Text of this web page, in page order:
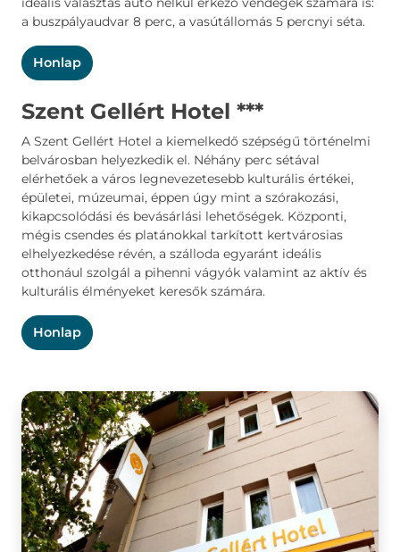
a buszpályaudvar 8 perc, a vasútállomás 5 percnyi séta.
Honlap
Szent Gellért Hotel ***
A Szent Gellért Hotel a kiemelkedő szépségű történelmi
belvárosban helyezkedik el. Néhány perc sétával
elérhetőek a város legnevezetesebb kulturális értékei,
épületei, múzeumai, éppen úgy mint a szórakozási,
kikapcsolódási és bevásárlási lehetőségek. Központi,
mégis csendes és platánokkal tarkított kertvárosias
elhelyezkedése révén, a szálloda egyaránt ideális
otthonául szolgál a pihenni vágyók valamint az aktív és
kulturális élményeket keresők számára.
Honlap